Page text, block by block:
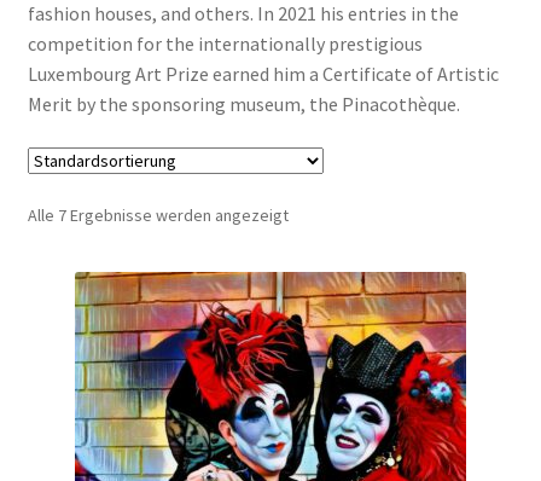
fashion houses, and others. In 2021 his entries in the
competition for the internationally prestigious
Luxembourg Art Prize earned him a Certificate of Artistic
Merit by the sponsoring museum, the Pinacothèque.
Alle 7 Ergebnisse werden angezeigt